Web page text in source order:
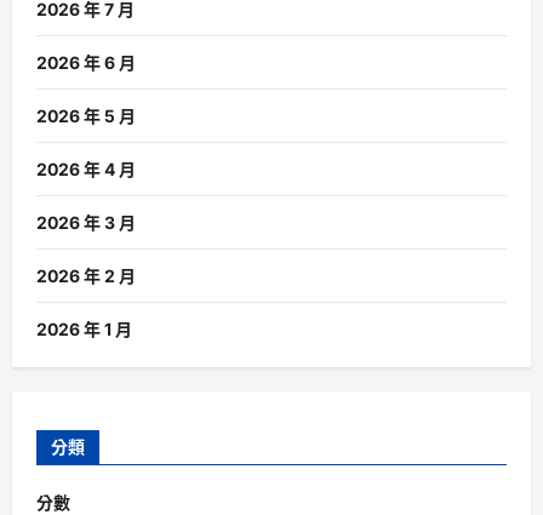
2026 年 7 月
2026 年 6 月
2026 年 5 月
2026 年 4 月
2026 年 3 月
2026 年 2 月
2026 年 1 月
分類
分數